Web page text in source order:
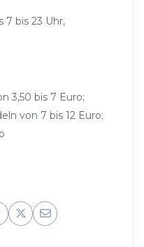
7 bis 23 Uhr,
3,50 bis 7 Euro;
von 7 bis 12 Euro;